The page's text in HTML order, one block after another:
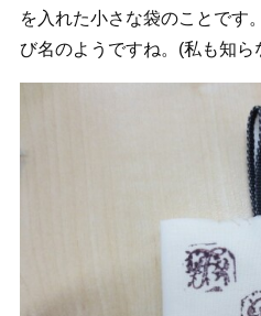
を入れた小さな袋のことです
び名のようですね。(私も知